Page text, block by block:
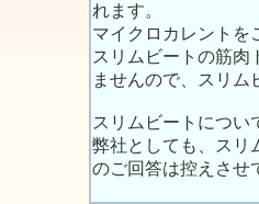
れます。
マイクロカレントを
スリムビートの筋肉
ませんので、スリム
スリムビートについ
弊社としても、スリ
のご回答は控えさせ